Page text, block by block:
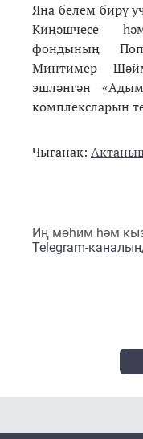
Яңа белем бирү
Киңәшчесе
фондының
Минтимер
эшләнгән
комплексларын
Чыганак:
Иң мөһим һәм
Telegram-